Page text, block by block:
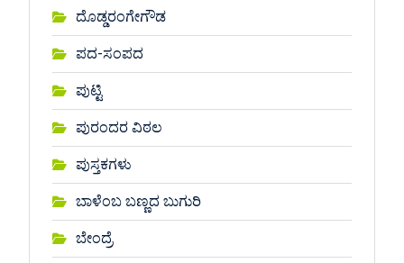
ದೊಡ್ಡರಂಗೇಗೌಡ
ಪದ-ಸಂಪದ
ಪುಟ್ಟಿ
ಪುರಂದರ ವಿಠಲ
ಪುಸ್ತಕಗಳು
ಬಾಳೆಂಬ ಬಣ್ಣದ ಬುಗುರಿ
ಬೇಂದ್ರೆ